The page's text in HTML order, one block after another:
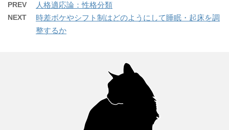
PREV 人格適応論：性格分類
NEXT
時差ボケやシフト制はどのようにして睡眠・起床を調
整するか